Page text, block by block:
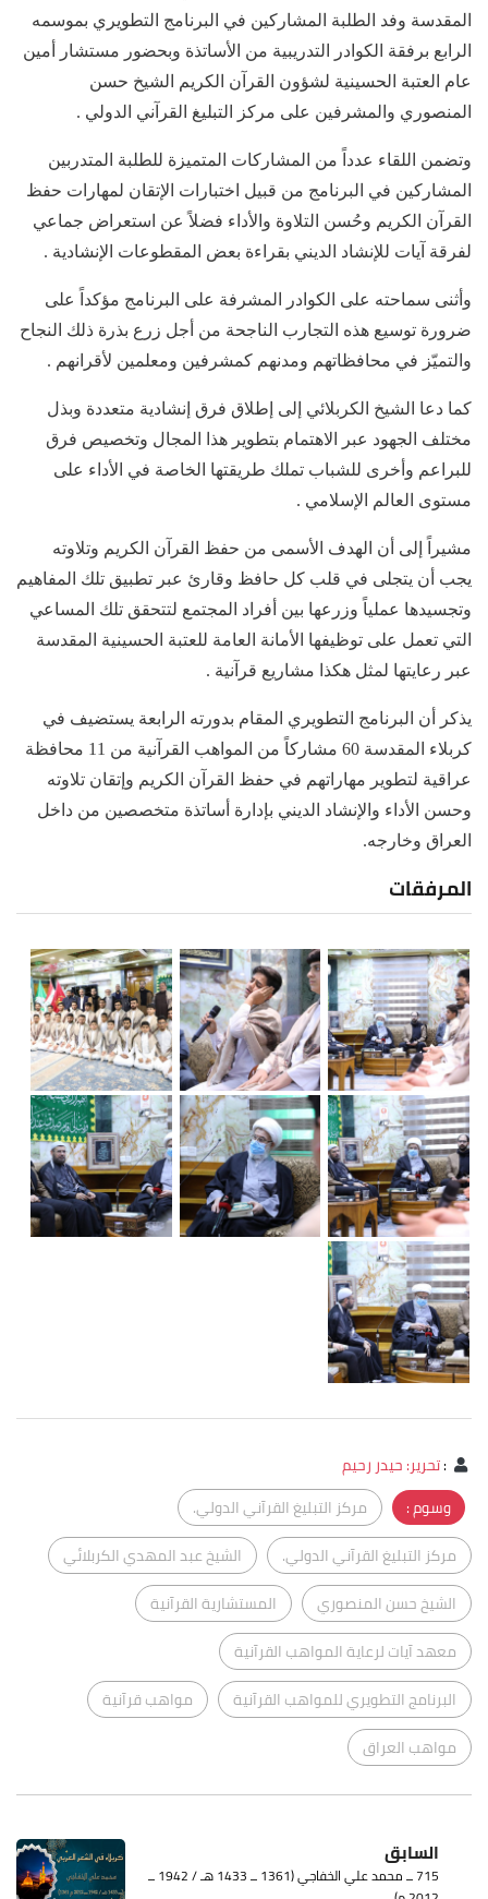
المقدسة وفد الطلبة المشاركين في البرنامج التطويري بموسمه
الرابع برفقة الكوادر التدريبية من الأساتذة وبحضور مستشار أمين
عام العتبة الحسينية لشؤون القرآن الكريم الشيخ حسن
المنصوري والمشرفين على مركز التبليغ القرآني الدولي .
وتضمن اللقاء عدداً من المشاركات المتميزة للطلبة المتدربين
المشاركين في البرنامج من قبيل اختبارات الإتقان لمهارات حفظ
القرآن الكريم وحُسن التلاوة والأداء فضلاً عن استعراض جماعي
لفرقة آيات للإنشاد الديني بقراءة بعض المقطوعات الإنشادية .
وأثنى سماحته على الكوادر المشرفة على البرنامج مؤكداً على
ضرورة توسيع هذه التجارب الناجحة من أجل زرع بذرة ذلك النجاح
والتميّز في محافظاتهم ومدنهم كمشرفين ومعلمين لأقرانهم .
كما دعا الشيخ الكربلائي إلى إطلاق فرق إنشادية متعددة وبذل
مختلف الجهود عبر الاهتمام بتطوير هذا المجال وتخصيص فرق
للبراعم وأخرى للشباب تملك طريقتها الخاصة في الأداء على
مستوى العالم الإسلامي .
مشيراً إلى أن الهدف الأسمى من حفظ القرآن الكريم وتلاوته
يجب أن يتجلى في قلب كل حافظ وقارئ عبر تطبيق تلك المفاهيم
وتجسيدها عملياً وزرعها بين أفراد المجتمع لتتحقق تلك المساعي
التي تعمل على توظيفها الأمانة العامة للعتبة الحسينية المقدسة
عبر رعايتها لمثل هكذا مشاريع قرآنية .
يذكر أن البرنامج التطويري المقام بدورته الرابعة يستضيف في
كربلاء المقدسة 60 مشاركاً من المواهب القرآنية من 11 محافظة
عراقية لتطوير مهاراتهم في حفظ القرآن الكريم وإتقان تلاوته
وحسن الأداء والإنشاد الديني بإدارة أساتذة متخصصين من داخل
العراق وخارجه.
المرفقات
:تحرير: حيدر رحيم
وسوم :
مركز التبليغ القرآني الدولي.
مركز التبليغ القرآني الدولي.
الشيخ عبد المهدي الكربلائي
الشيخ حسن المنصوري
المستشارية القرآنية
معهد آيات لرعاية المواهب القرآنية
البرنامج التطويري للمواهب القرآنية
مواهب قرآنية
مواهب العراق
السابق
715 ــ محمد علي الخفاجي (1361 ــ 1433 هـ / 1942 ــ